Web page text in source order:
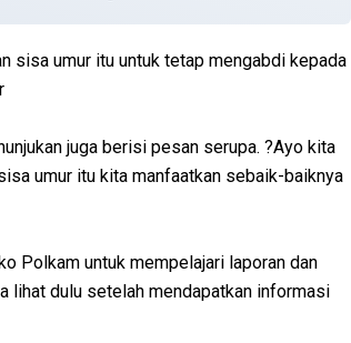
sisa umur itu untuk tetap mengabdi kepada
juga berisi pesan serupa. ?Ayo kita
umur itu kita manfaatkan sebaik-baiknya
Polkam untuk mempelajari laporan dan
lihat dulu setelah mendapatkan informasi